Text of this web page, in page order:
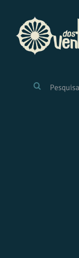
conteúdo
RESULTADOS